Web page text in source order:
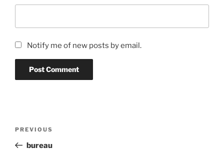
Notify me of new posts by email.
Previous
Post
PREVIOUS
bureau